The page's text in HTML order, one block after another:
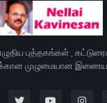
புத்தகங்கள் ,
முழுமையான